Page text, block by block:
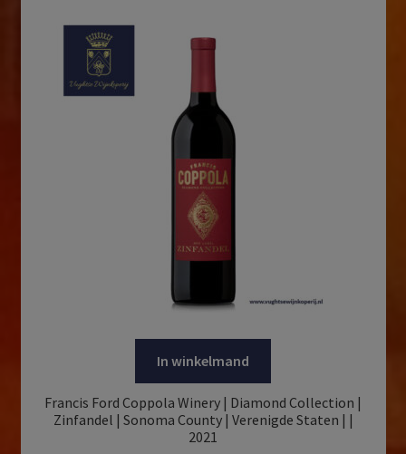
In winkelmand
Francis Ford Coppola Winery | Diamond Collection |
Zinfandel | Sonoma County | Verenigde Staten | |
2021